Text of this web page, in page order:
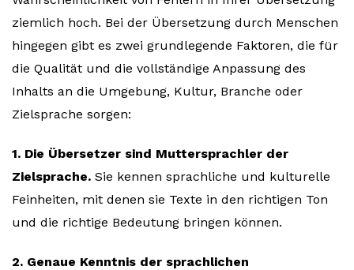
ziemlich hoch. Bei der Übersetzung durch Menschen
hingegen gibt es zwei grundlegende Faktoren, die für
die Qualität und die vollständige Anpassung des
Inhalts an die Umgebung, Kultur, Branche oder
Zielsprache sorgen:
1. Die Übersetzer sind Muttersprachler der
Zielsprache. Sie kennen sprachliche und kulturelle
Feinheiten, mit denen sie Texte in den richtigen Ton
und die richtige Bedeutung bringen können.
2. Genaue Kenntnis der sprachlichen